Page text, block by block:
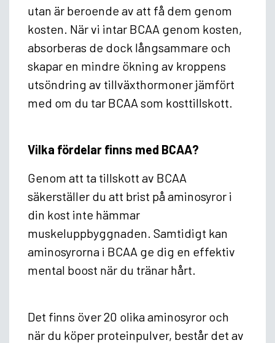
utan är beroende av att få dem genom
kosten. När vi intar BCAA genom kosten,
absorberas de dock långsammare och
skapar en mindre ökning av kroppens
utsöndring av tillväxthormoner jämfört
med om du tar BCAA som kosttillskott.
Vilka fördelar finns med BCAA?
Genom att ta tillskott av BCAA
säkerställer du att brist på aminosyror i
din kost inte hämmar
muskeluppbyggnaden. Samtidigt kan
aminosyrorna i BCAA ge dig en effektiv
mental boost när du tränar hårt.
Det finns över 20 olika aminosyror och
när du köper proteinpulver, består det av